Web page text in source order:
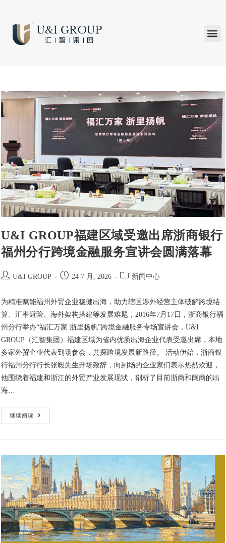
U&I GROUP福建区域受邀出席浙商银行
福州分行跨境金融服务宣讲会圆满落幕
U&I GROUP 24 7 月, 2026 新闻中心
为精准赋能福州外贸企业稳健出海，助力辖区涉外经营主体破解跨境结
算、汇率避险、海外架构搭建等发展难题，2016年7月17日，浙商银行福
州分行举办“福汇万家 浙里扬帆”跨境金融服务专场宣讲会，U&I
GROUP（汇智集团）福建区域为省内优质出海企业代表受邀出席，本地
多家外贸企业代表到场参会，共探跨境发展新路径。 活动伊始，浙商银
行福州分行行长张毅先生开场致辞，向到场的企业家们表示热烈欢迎，
他围绕着福建和浙江的外贸产业发展现状，剖析了目前浙商和闽商的出
海…
继续阅读